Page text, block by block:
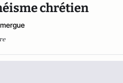
chrétien